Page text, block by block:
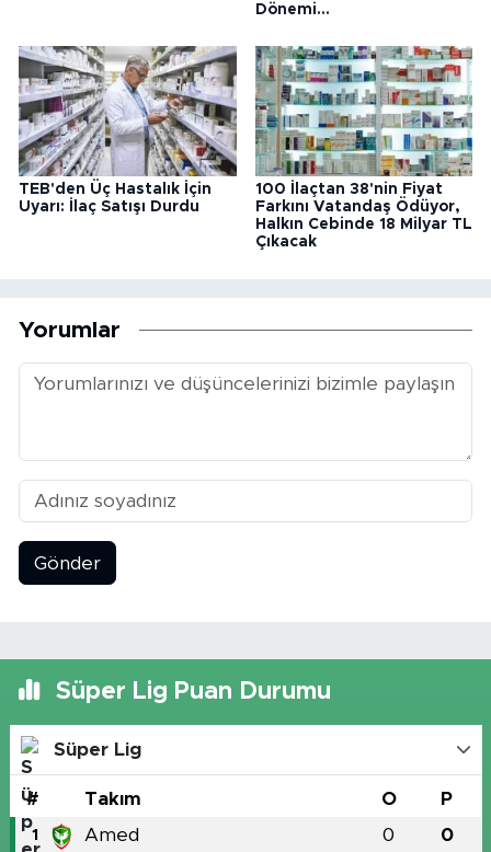
Dönemi...
TEB'den Üç Hastalık İçin
Uyarı: İlaç Satışı Durdu
100 İlaçtan 38'nin Fiyat
Farkını Vatandaş Ödüyor,
Halkın Cebinde 18 Milyar TL
Çıkacak
Yorumlar
Gönder
Süper Lig Puan Durumu
Süper Lig
# Takım O P
1 Amed 0 0